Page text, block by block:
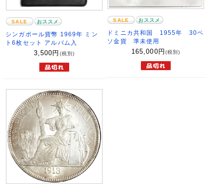
SALE おススメ
シンガポール貨幣 1969年 ミン
ト6枚セット アルバム入
3,500 円 (税別)
SALE おススメ
ドミニカ共和国 1955年 30ペ
ソ金貨 準未使用
165,000 円 (税別)